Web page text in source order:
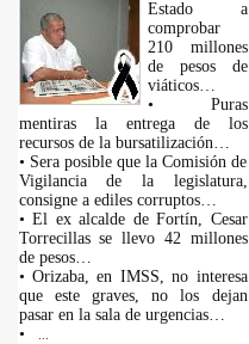
Estado a
comprobar
210 millones
de pesos de
viáticos…
• Puras
mentiras la entrega de los
recursos de la bursatilización…
• Sera posible que la Comisión de
Vigilancia de la legislatura,
consigne a ediles corruptos…
• El ex alcalde de Fortín, Cesar
Torrecillas se llevo 42 millones
de pesos…
• Orizaba, en IMSS, no interesa
que este graves, no los dejan
pasar en la sala de urgencias…
•